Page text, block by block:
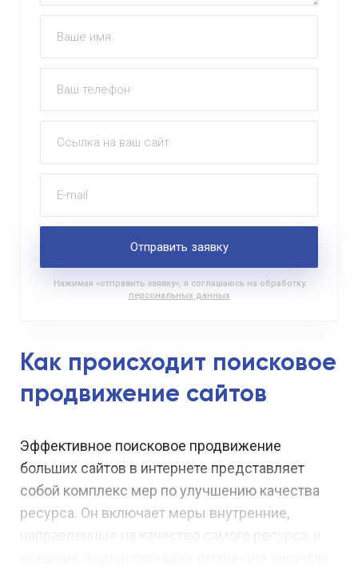
Ваше имя
Ваш телефон
Ссылка на ваш сайт
E-mail
Отправить заявку
Нажимая «отправить заявку», я соглашаюсь на обработку
персональных данных
Как происходит поисковое
продвижение сайтов
Эффективное поисковое продвижение
больших сайтов в интернете представляет
собой комплекс мер по улучшению качества
ресурса. Он включает меры внутренние,